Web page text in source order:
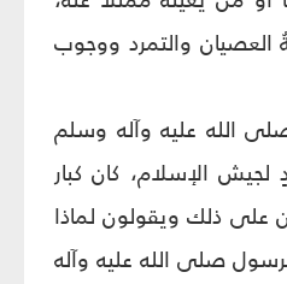
العصيان والتمرد ووجوب
الله عليه وآله وسلم
لجيش الإسلام، كان كبار
على ذلك ويقولون لماذا
صلى الله عليه وآله